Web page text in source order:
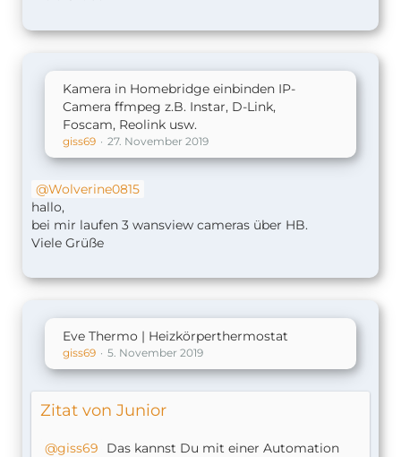
Kamera in Homebridge einbinden IP-
Camera ffmpeg z.B. Instar, D-Link,
Foscam, Reolink usw.
giss69 27. November 2019
Wolverine0815
hallo,
bei mir laufen 3 wansview cameras über HB.
Viele Grüße
Eve Thermo | Heizkörperthermostat
giss69 5. November 2019
Zitat von Junior
giss69
Das kannst Du mit einer Automation